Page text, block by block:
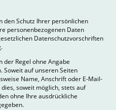
den Schutz Ihrer persönlichen
personenbezogenen Daten
Datenschutzvorschriften
der Regel ohne Angabe
Soweit auf unseren Seiten
Name, Anschrift oder E-Mail-
soweit möglich, stets auf
ohne Ihre ausdrückliche